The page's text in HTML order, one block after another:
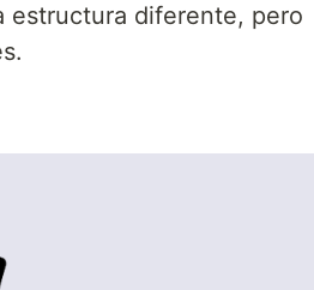
estructura diferente, pero